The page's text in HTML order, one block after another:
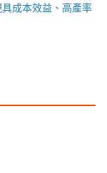
成本效益、高產率